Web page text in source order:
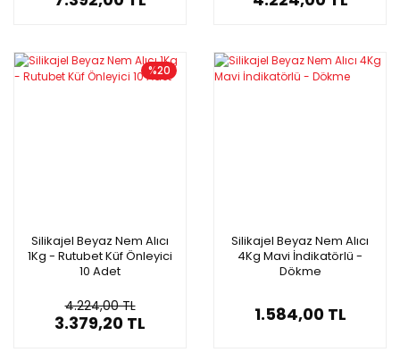
%20
Silikajel Beyaz Nem Alıcı
1Kg - Rutubet Küf Önleyici
10 Adet
4.224,00 TL
3.379,20 TL
Silikajel Beyaz Nem Alıcı
4Kg Mavi İndikatörlü -
Dökme
1.584,00 TL